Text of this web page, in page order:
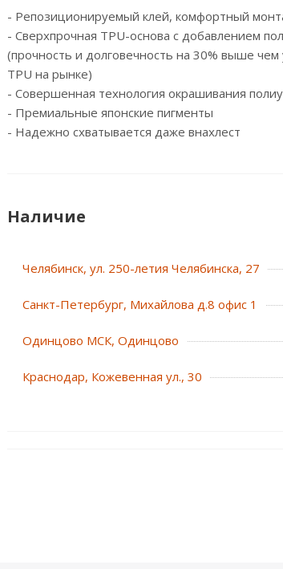
- Репозиционируемый клей, комфортный
- Сверхпрочная TPU-основа с добавлением
(прочность и долговечность на 30% выше
TPU на рынке)
- Cовершенная технология окрашивания
- Премиальные японские пигменты
- Надежно схватывается даже внахлест
Наличие
Челябинск, ул. 250-летия Челябинска, 27
Санкт-Петербург, Михайлова д.8 офис 1
Одинцово МСК, Одинцово
Краснодар, Кожевенная ул., 30